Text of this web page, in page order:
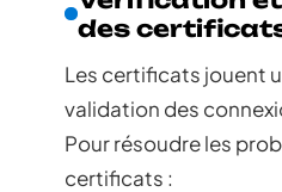
des
Les certificats jouent
validation des
Pour résoudre les
certificats :